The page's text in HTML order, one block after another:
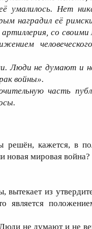
умалилось. Нет
наградил её
со
Люди не думают и
войны».
часть
кажется, в
новая мировая война?
из
является
не думают и не